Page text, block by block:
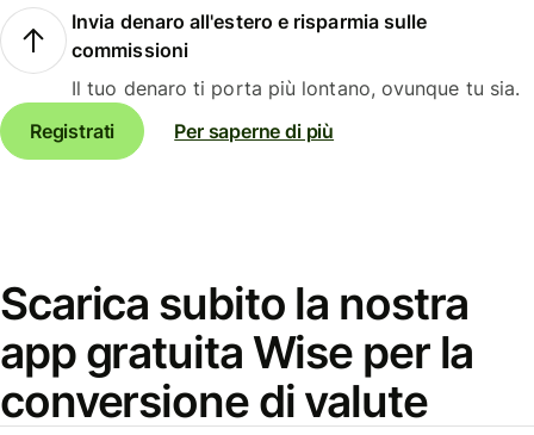
Invia denaro all'estero e risparmia sulle
commissioni
Il tuo denaro ti porta più lontano, ovunque tu sia.
Registrati
Per saperne di più
Scarica subito la nostra
app gratuita Wise per la
conversione di valute